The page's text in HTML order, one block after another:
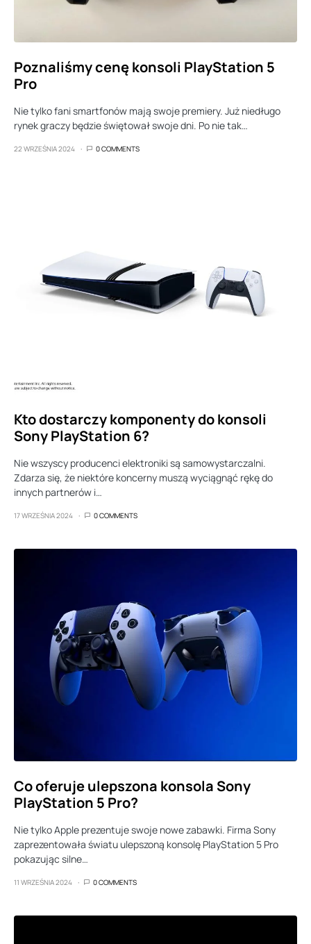
Poznaliśmy cenę konsoli PlayStation 5
Pro
Nie tylko fani smartfonów mają swoje premiery. Już niedługo
rynek graczy będzie świętował swoje dni. Po nie tak…
22 WRZEŚNIA 2024 0 COMMENTS
Kto dostarczy komponenty do konsoli
Sony PlayStation 6?
Nie wszyscy producenci elektroniki są samowystarczalni.
Zdarza się, że niektóre koncerny muszą wyciągnąć rękę do
innych partnerów i…
17 WRZEŚNIA 2024 0 COMMENTS
Co oferuje ulepszona konsola Sony
PlayStation 5 Pro?
Nie tylko Apple prezentuje swoje nowe zabawki. Firma Sony
zaprezentowała światu ulepszoną konsolę PlayStation 5 Pro
pokazując silne…
11 WRZEŚNIA 2024 0 COMMENTS